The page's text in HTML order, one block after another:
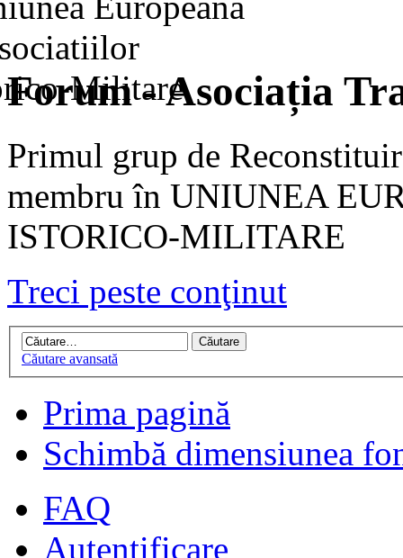
Forum - Asociația
Primul grup de
membru în UNIUNEA
ISTORICO-MILITARE
Treci peste conţinut
Căutare avansată
Prima pagină
Schimbă dimensiunea
FAQ
Autentificare